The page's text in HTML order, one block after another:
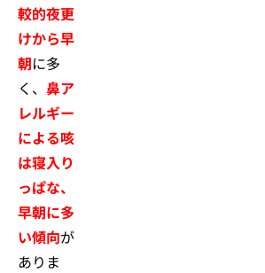
較的夜更
けから早
朝に多
く、 鼻ア
レルギー
による咳
は寝入り
っぱな、
早朝に多
い傾向が
ありま